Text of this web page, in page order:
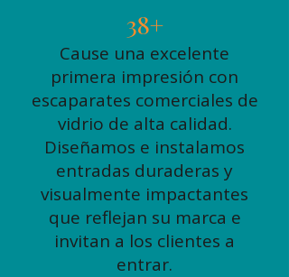
38+
Cause una excelente
primera impresión con
escaparates comerciales de
vidrio de alta calidad.
Diseñamos e instalamos
entradas duraderas y
visualmente impactantes
que reflejan su marca e
invitan a los clientes a
entrar.